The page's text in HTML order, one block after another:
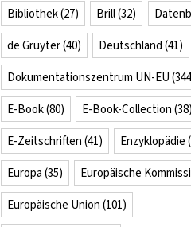
Bibliothek(27) Brill(32)
de Gruyter(40) Deutschland (41)
Dokumentationszentrum UN-EU
E-Book(80) E-Book-Collection (38)
E-Zeitschriften (41) Enzyklopädie
Europa (35) Europäische
Europäische Union (101)